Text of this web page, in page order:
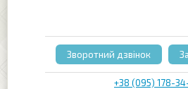
+38 (095) 178-
Зворотний дзвінок